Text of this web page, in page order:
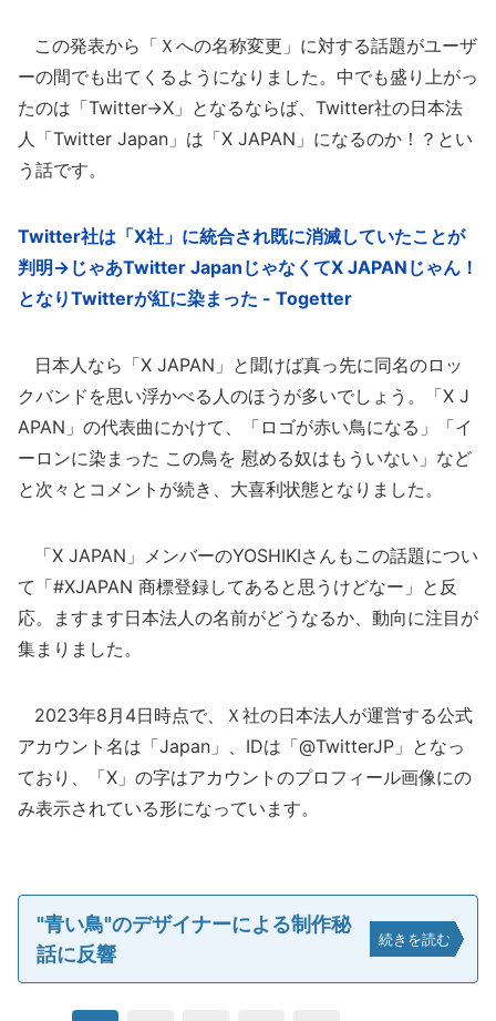
この発表から「Ｘへの名称変更」に対する話題がユーザ
ーの間でも出てくるようになりました。中でも盛り上がっ
たのは「Twitter→X」となるならば、Twitter社の日本法
人「Twitter Japan」は「X JAPAN」になるのか！？とい
う話です。
Twitter社は「X社」に統合され既に消滅していたことが
判明→じゃあTwitter JapanじゃなくてX JAPANじゃん！
となりTwitterが紅に染まった - Togetter
日本人なら「X JAPAN」と聞けば真っ先に同名のロッ
クバンドを思い浮かべる人のほうが多いでしょう。「X J
APAN」の代表曲にかけて、「ロゴが赤い鳥になる」「イ
ーロンに染まった この鳥を 慰める奴はもういない」など
と次々とコメントが続き、大喜利状態となりました。
「X JAPAN」メンバーのYOSHIKIさんもこの話題につい
て「#XJAPAN 商標登録してあると思うけどなー」と反
応。ますます日本法人の名前がどうなるか、動向に注目が
集まりました。
2023年8月4日時点で、Ｘ社の日本法人が運営する公式
アカウント名は「Japan」、IDは「@TwitterJP」となっ
ており、「X」の字はアカウントのプロフィール画像にの
み表示されている形になっています。
"青い鳥"のデザイナーによる制作秘
話に反響
続きを読む